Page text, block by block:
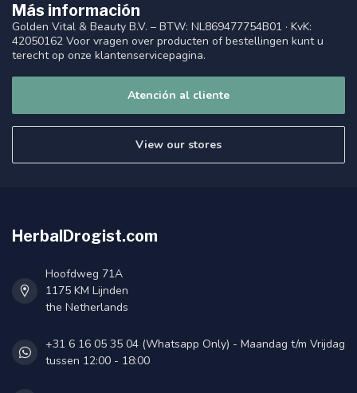
Más información
Golden Vital & Beauty B.V. – BTW: NL869477754B01 · KvK:
42050162 Voor vragen over producten of bestellingen kunt u
terecht op onze klantenservicepagina.
Atención al cliente
View our stores
HerbalDrogist.com
Hoofdweg 71A
1175 KM Lijnden
the Netherlands
+31 6 16 05 35 04 (Whatsapp Only) - Maandag t/m Vrijdag
tussen 12:00 - 18:00